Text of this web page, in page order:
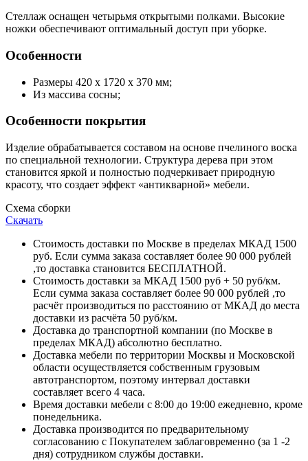
Стеллаж оснащен четырьмя открытыми полками. Высокие
ножки обеспечивают оптимальный доступ при уборке.
Особенности
Размеры 420 x 1720 x 370 мм;
Из массива сосны;
Особенности покрытия
Изделие обрабатывается составом на основе пчелиного воска
по специальной технологии. Структура дерева при этом
становится яркой и полностью подчеркивает природную
красоту, что создает эффект «антикварной» мебели.
Схема сборки
Скачать
Стоимость доставки по Москве в пределах МКАД 1500
руб. Если сумма заказа составляет более 90 000 рублей
,то доставка становится БЕСПЛАТНОЙ.
Стоимость доставки за МКАД 1500 руб + 50 руб/км.
Если сумма заказа составляет более 90 000 рублей ,то
расчёт производиться по расстоянию от МКАД до места
доставки из расчёта 50 руб/км.
Доставка до транспортной компании (по Москве в
пределах МКАД) абсолютно бесплатно.
Доставка мебели по территории Москвы и Московской
области осуществляется собственным грузовым
автотранспортом, поэтому интервал доставки
составляет всего 4 часа.
Время доставки мебели с 8:00 до 19:00 ежедневно, кроме
понедельника.
Доставка производится по предварительному
согласованию с Покупателем заблаговременно (за 1 -2
дня) сотрудником службы доставки.